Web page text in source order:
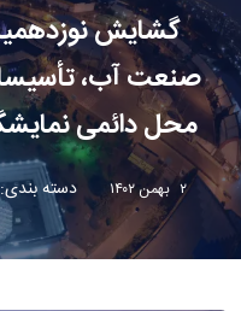
گشایش
صنعت آب،
محل دائمی
۲ بهمن ۱۴۰۲ دسته بندی